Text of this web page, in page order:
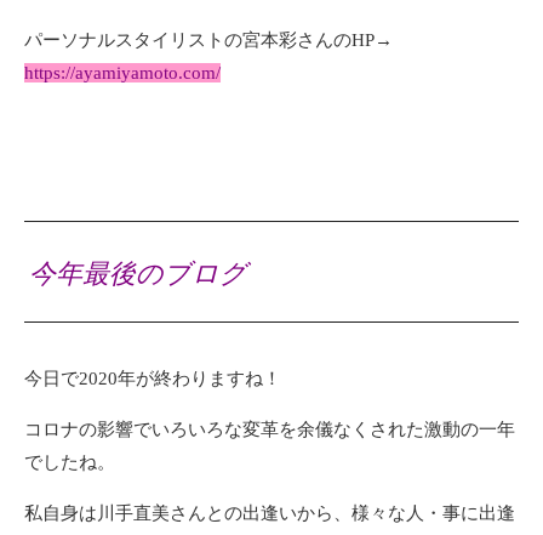
パーソナルスタイリストの宮本彩さんのHP→
https://ayamiyamoto.com/
今年最後のブログ
今日で2020年が終わりますね！
コロナの影響でいろいろな変革を余儀なくされた激動の一年
でしたね。
私自身は川手直美さんとの出逢いから、様々な人・事に出逢